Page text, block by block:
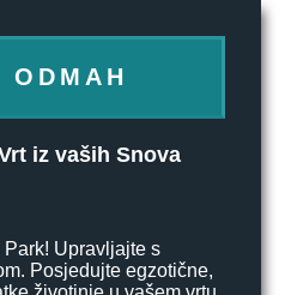
ODMAH
iz vaših Snova
Upravljajte s
Posjedujte egzotične,